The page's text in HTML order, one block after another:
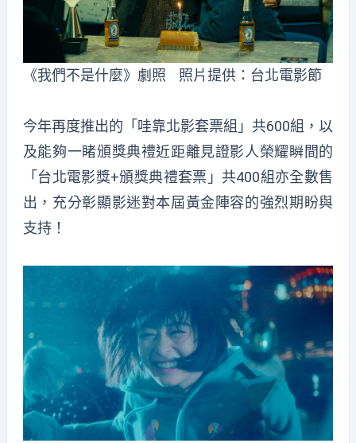
《我們不是什麼》劇照 照片提供：台北電影節
今年再度推出的「哇靠北影套票組」共600組，以
及能夠一睹頒獎典禮近距離見證影人榮耀瞬間的
「台北電影獎+頒獎典禮套票」共400組亦全數售
出，充分彰顯影迷對本屆黃金陣容的強烈期盼與
支持！